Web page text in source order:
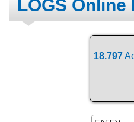
LOGS Online
18.797